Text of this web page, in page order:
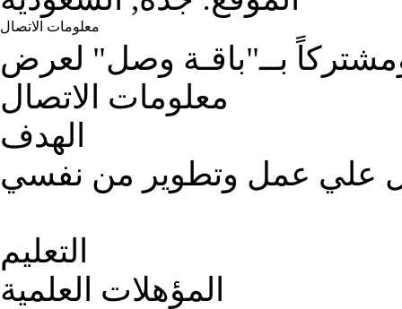
معلومات الاتصال
بــ"باقـة وصل" لعرض
معلومات الاتصال
الهدف
علي عمل وتطوير من نفسي
التعليم
المؤهلات العلمية